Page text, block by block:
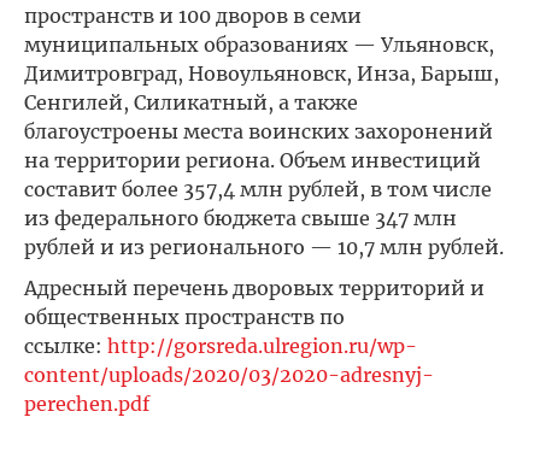
пространств и 100 дворов в семи
муниципальных образованиях — Ульяновск,
Димитровград, Новоульяновск, Инза, Барыш,
Сенгилей, Силикатный, а также
благоустроены места воинских захоронений
на территории региона. Объем инвестиций
составит более 357,4 млн рублей, в том числе
из федерального бюджета свыше 347 млн
рублей и из регионального — 10,7 млн рублей.
Адресный перечень дворовых территорий и
общественных пространств по
ссылке: http://gorsreda.ulregion.ru/wp-
content/uploads/2020/03/2020-adresnyj-
perechen.pdf